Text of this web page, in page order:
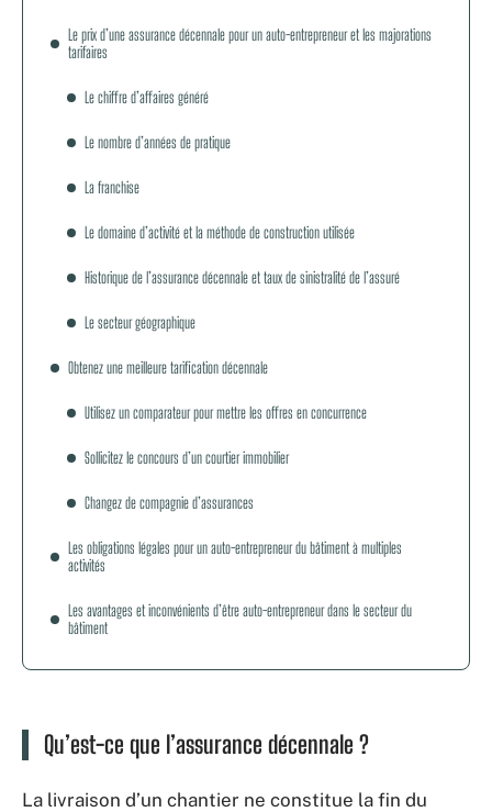
Le prix d’une assurance décennale pour un auto-entrepreneur et les majorations
tarifaires
Le chiffre d’affaires généré
Le nombre d’années de pratique
La franchise
Le domaine d’activité et la méthode de construction utilisée
Historique de l’assurance décennale et taux de sinistralité de l’assuré
Le secteur géographique
Obtenez une meilleure tarification décennale
Utilisez un comparateur pour mettre les offres en concurrence
Sollicitez le concours d’un courtier immobilier
Changez de compagnie d’assurances
Les obligations légales pour un auto-entrepreneur du bâtiment à multiples
activités
Les avantages et inconvénients d’être auto-entrepreneur dans le secteur du
bâtiment
Qu’est-ce que l’assurance décennale ?
La livraison d’un chantier ne constitue la fin du